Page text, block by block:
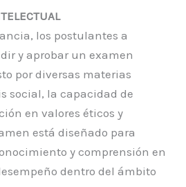
los postulantes a
y aprobar un examen
por diversas materias
social, la capacidad de
en valores éticos y
está diseñado para
y comprensión en
dentro del ámbito